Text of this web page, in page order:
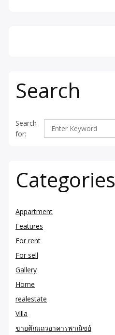
Search
Search
for:
Categories
Appartment
Features
For rent
For sell
Gallery
Home
realestate
Villa
ขายตึกแถวอาคารพาณิชย์